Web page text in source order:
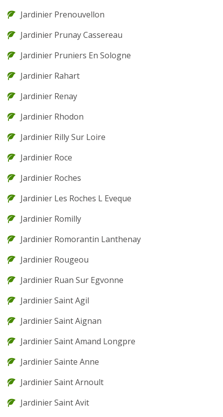
Jardinier Prenouvellon
Jardinier Prunay Cassereau
Jardinier Pruniers En Sologne
Jardinier Rahart
Jardinier Renay
Jardinier Rhodon
Jardinier Rilly Sur Loire
Jardinier Roce
Jardinier Roches
Jardinier Les Roches L Eveque
Jardinier Romilly
Jardinier Romorantin Lanthenay
Jardinier Rougeou
Jardinier Ruan Sur Egvonne
Jardinier Saint Agil
Jardinier Saint Aignan
Jardinier Saint Amand Longpre
Jardinier Sainte Anne
Jardinier Saint Arnoult
Jardinier Saint Avit